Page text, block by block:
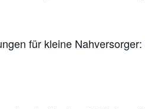
für kleine